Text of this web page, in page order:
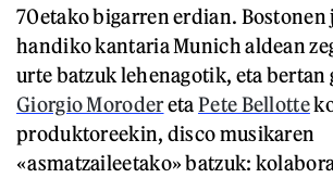
70etako bigarren erdian.
handiko kantaria Munich aldean
urte batzuk lehenagotik, eta bertan
Giorgio MoroderetaPete Bellotte
produktoreekin, disco musikaren
«asmatzaileetako» batzuk: